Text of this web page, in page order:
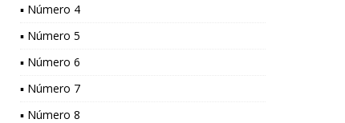
▪ Número 4
▪ Número 5
▪ Número 6
▪ Número 7
▪ Número 8